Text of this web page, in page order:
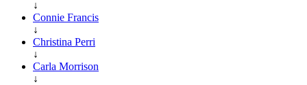
↓
Connie Francis
↓
Christina Perri
↓
Carla Morrison
↓